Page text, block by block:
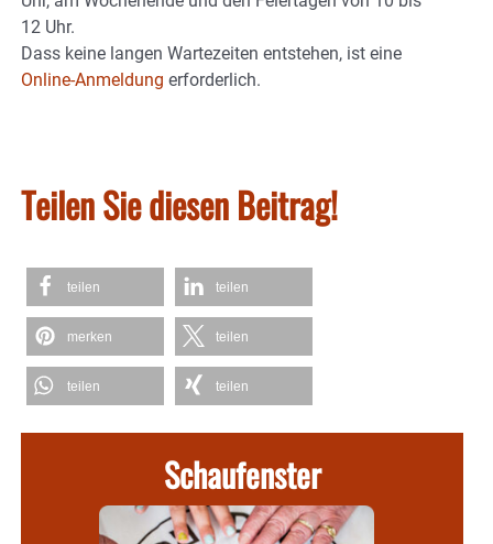
12 Uhr.
Dass keine langen Wartezeiten entstehen, ist eine
Online-Anmeldung erforderlich.
Teilen Sie diesen Beitrag!
teilen teilen
merken teilen
teilen teilen
Schaufenster